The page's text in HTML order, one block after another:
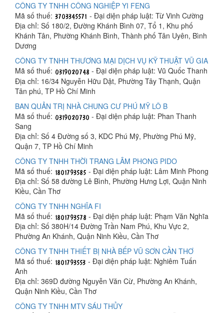
CÔNG TY TNHH CÔNG NGHIỆP YI FENG
Mã số thuế:
- Đại diện pháp luật: Từ Vinh Cường
Địa chỉ: Số 180/2, Đường Khánh Bình 07, Tổ 1, Khu phố
Khánh Tân, Phường Khánh Bình, Thành phố Tân Uyên, Bình
Dương
CÔNG TY TNHH THƯƠNG MẠI DỊCH VỤ KỸ THUẬT VŨ GIA
Mã số thuế:
- Đại diện pháp luật: Vũ Quốc Thanh
Địa chỉ: 16/34 Nguyễn Hữu Dật, Phường Tây Thạnh, Quận
Tân phú, TP Hồ Chí Minh
BAN QUẢN TRỊ NHÀ CHUNG CƯ PHÚ MỸ LÔ B
Mã số thuế:
- Đại diện pháp luật: Phan Thanh
Sang
Địa chỉ: Số 4 Đường số 3, KDC Phú Mỹ, Phường Phú Mỹ,
Quận 7, TP Hồ Chí Minh
CÔNG TY TNHH THỜI TRANG LÂM PHONG PIDO
Mã số thuế:
- Đại diện pháp luật: Lâm Minh Phong
Địa chỉ: Số 58 đường Lê Bình, Phường Hưng Lợi, Quận Ninh
Kiều, Cần Thơ
CÔNG TY TNHH NGHĨA FI
Mã số thuế:
- Đại diện pháp luật: Phạm Văn Nghĩa
Địa chỉ: Số 380H/14 Đường Trần Nam Phú, Khu Vực 2,
Phường An Khánh, Quận Ninh Kiều, Cần Thơ
CÔNG TY TNHH THIẾT BỊ NHÀ BẾP VŨ SƠN CẦN THƠ
Mã số thuế:
- Đại diện pháp luật: Nghiêm Tuấn
Anh
Địa chỉ: 369D đường Nguyễn Văn Cừ, Phường An Khánh,
Quận Ninh Kiều, Cần Thơ
CÔNG TY TNHH MTV SÁU THỦY